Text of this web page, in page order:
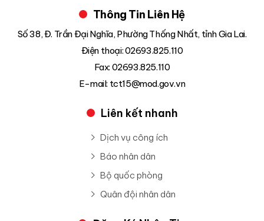
Thông Tin Liên Hệ
Số 38, Đ. Trần Đại Nghĩa, Phường Thống Nhất, tỉnh Gia Lai.
Điện thoại: 02693.825.110
Fax: 02693.825.110
E-mail: tct15@mod.gov.vn
Liên kết nhanh
Dịch vụ công ích
Báo nhân dân
Bộ quốc phòng
Quân đội nhân dân